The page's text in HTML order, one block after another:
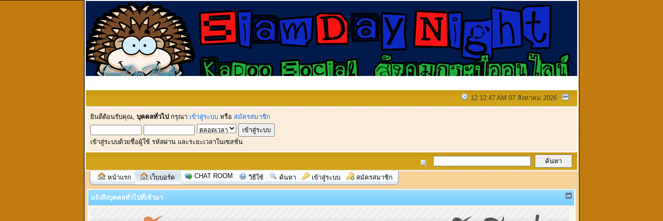
12:12:47 AM 07 สิงหาคม 2026
ยินดีต้อนรับคุณ, บุคคลทั่วไป กรุณา เข้าสู่ระบบ หรือ สมัครสมาชิก
เข้าสู่ระบบด้วยชื่อผู้ใช้ รหัสผ่าน และระยะเวลาในเซสชั่น
หน้าแรก เว็บบอร์ด CHAT ROOM วิธีใช้ ค้นหา เข้าสู่ระบบ สมัครสมาชิก
แจ้งถึงบุคคลทั่วไปที่เข้ามา